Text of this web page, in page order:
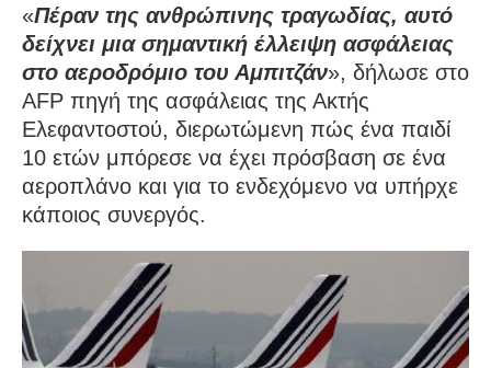
«Πέραν της ανθρώπινης τραγωδίας, αυτό
δείχνει μια σημαντική έλλειψη ασφάλειας
στο αεροδρόμιο του Αμπιτζάν», δήλωσε στο
AFP πηγή της ασφάλειας της Ακτής
Ελεφαντοστού, διερωτώμενη πώς ένα παιδί
10 ετών μπόρεσε να έχει πρόσβαση σε ένα
αεροπλάνο και για το ενδεχόμενο να υπήρχε
κάποιος συνεργός.